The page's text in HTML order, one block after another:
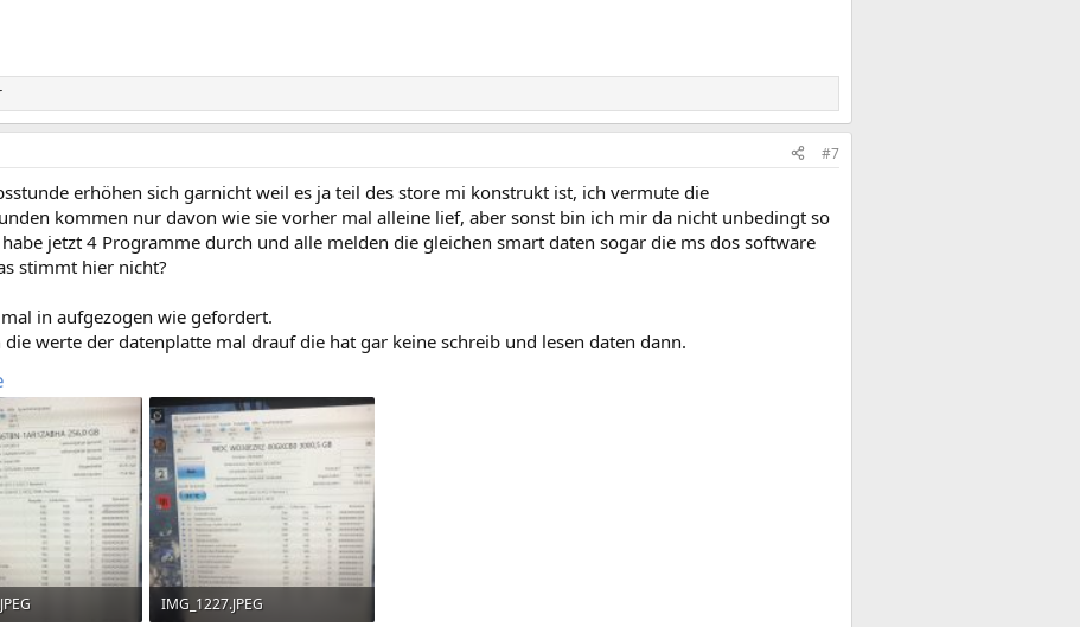
#7
erhöhen sich garnicht weil es ja teil des store mi konstrukt ist, ich vermute die
kommen nur davon wie sie vorher mal alleine lief, aber sonst bin ich mir da nicht unbedingt so
habe jetzt 4 Programme durch und alle melden die gleichen smart daten sogar die ms dos software
stimmt hier nicht?
in aufgezogen wie gefordert.
die werte der datenplatte mal drauf die hat gar keine schreib und lesen daten dann.
IMG_1227.JPEG